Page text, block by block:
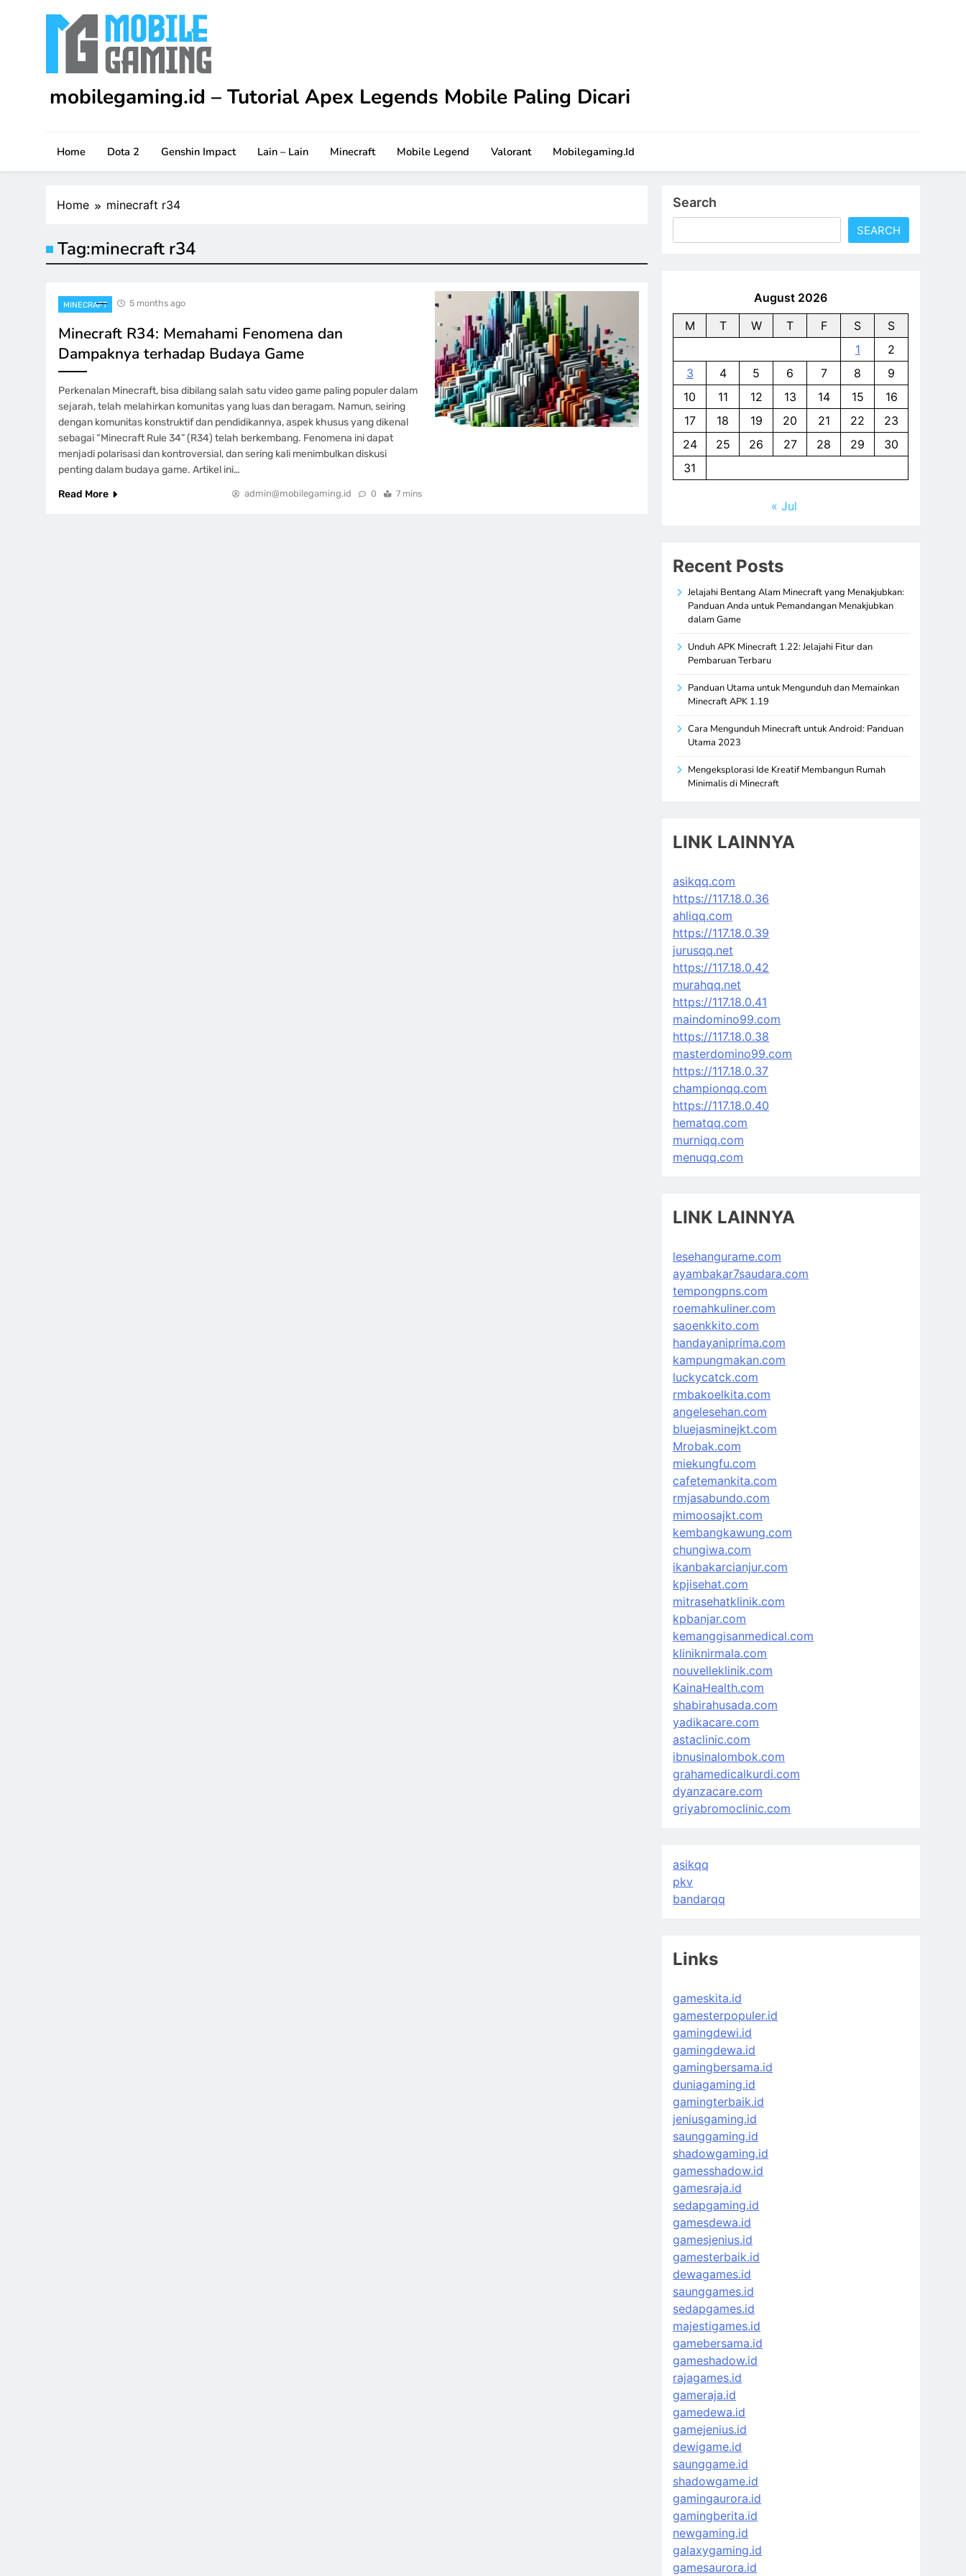
mobilegaming.id – Tutorial Apex Legends Mobile Paling Dicari
game.
Home Dota 2 Genshin Impact Lain – Lain Minecraft Mobile Legend Valorant Mobilegaming.id
Home minecraft r34
Tag:minecraft r34
MINECRAFT 5 months ago
Minecraft R34: Memahami Fenomena dan
Dampaknya terhadap Budaya Game
Perkenalan Minecraft, bisa dibilang salah satu video game paling populer dalam
sejarah, telah melahirkan komunitas yang luas dan beragam. Namun, seiring
dengan komunitas konstruktif dan pendidikannya, aspek khusus yang dikenal
sebagai “Minecraft Rule 34” (R34) telah berkembang. Fenomena ini dapat
menjadi polarisasi dan kontroversial, dan sering kali menimbulkan diskusi
penting dalam budaya game. Artikel ini…
Read More
admin@mobilegaming.id 0 7 mins
Search
SEARCH
August 2026
M
T W T F S
S
1
2
3
4 5 6 7 8
9
10
11 12 13 14 15
16
17
18 19 20 21 22
23
24
25 26 27 28 29
30
31
« Jul
Recent Posts
Jelajahi Bentang Alam Minecraft yang Menakjubkan:
Panduan Anda untuk Pemandangan Menakjubkan
dalam Game
Unduh APK Minecraft 1.22: Jelajahi Fitur dan
Pembaruan Terbaru
Panduan Utama untuk Mengunduh dan Memainkan
Minecraft APK 1.19
Cara Mengunduh Minecraft untuk Android: Panduan
Utama 2023
Mengeksplorasi Ide Kreatif Membangun Rumah
Minimalis di Minecraft
LINK LAINNYA
asikqq.com
https://117.18.0.36
ahliqq.com
https://117.18.0.39
jurusqq.net
https://117.18.0.42
murahqq.net
https://117.18.0.41
maindomino99.com
https://117.18.0.38
masterdomino99.com
https://117.18.0.37
championqq.com
https://117.18.0.40
hematqq.com
murniqq.com
menuqq.com
LINK LAINNYA
lesehangurame.com
ayambakar7saudara.com
tempongpns.com
roemahkuliner.com
saoenkkito.com
handayaniprima.com
kampungmakan.com
luckycatck.com
rmbakoelkita.com
angelesehan.com
bluejasminejkt.com
Mrobak.com
miekungfu.com
cafetemankita.com
rmjasabundo.com
mimoosajkt.com
kembangkawung.com
chungiwa.com
ikanbakarcianjur.com
kpjisehat.com
mitrasehatklinik.com
kpbanjar.com
kemanggisanmedical.com
kliniknirmala.com
nouvelleklinik.com
KainaHealth.com
shabirahusada.com
yadikacare.com
astaclinic.com
ibnusinalombok.com
grahamedicalkurdi.com
dyanzacare.com
griyabromoclinic.com
asikqq
pkv
bandarqq
Links
gameskita.id
gamesterpopuler.id
gamingdewi.id
gamingdewa.id
gamingbersama.id
duniagaming.id
gamingterbaik.id
jeniusgaming.id
saunggaming.id
shadowgaming.id
gamesshadow.id
gamesraja.id
sedapgaming.id
gamesdewa.id
gamesjenius.id
gamesterbaik.id
dewagames.id
saunggames.id
sedapgames.id
majestigames.id
gamebersama.id
gameshadow.id
rajagames.id
gameraja.id
gamedewa.id
gamejenius.id
dewigame.id
saunggame.id
shadowgame.id
gamingaurora.id
gamingberita.id
newgaming.id
galaxygaming.id
gamesaurora.id